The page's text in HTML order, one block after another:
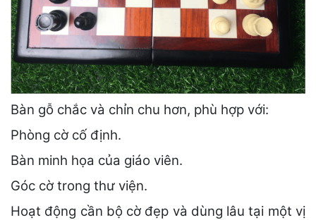
Bàn gỗ chắc và chỉn chu hơn, phù hợp với:
Phòng cờ cố định.
Bàn minh họa của giáo viên.
Góc cờ trong thư viện.
Hoạt động cần bộ cờ đẹp và dùng lâu tại một vị